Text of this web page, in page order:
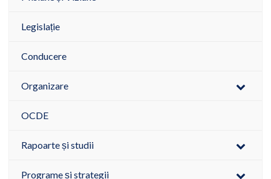
Legislație
Conducere
Organizare
OCDE
Rapoarte și studii
Programe și strategii